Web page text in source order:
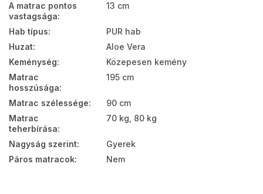
A matrac pontos
vastagsága:
13 cm
Hab típus:
PUR hab
Huzat:
Aloe Vera
Keménység:
Közepesen kemény
Matrac
hosszúsága:
195 cm
Matrac szélessége:
90 cm
Matrac
teherbírása:
70 kg, 80 kg
Nagyság szerint:
Gyerek
Páros matracok: Nem